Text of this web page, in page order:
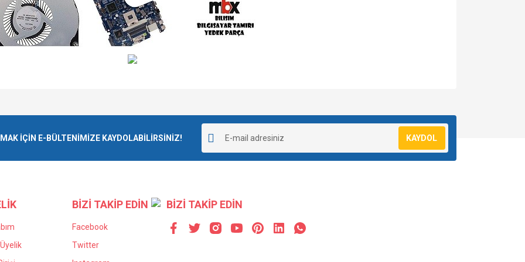
İÇİN E-BÜLTENİMİZE KAYDOLABİLİRSİNİZ! KAYDOL
BİZİ TAKİP EDİN
Facebook
Twitter
BİZİ TAKİP EDİN